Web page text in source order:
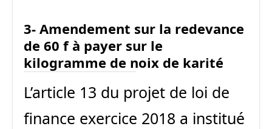
3- Amendement sur la redevance
de 60 f à payer sur le
kilogramme de noix de karité
L’article 13 du projet de loi de
finance exercice 2018 a institué